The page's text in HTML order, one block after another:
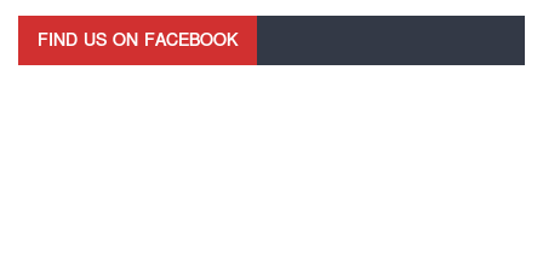
FIND US ON FACEBOOK